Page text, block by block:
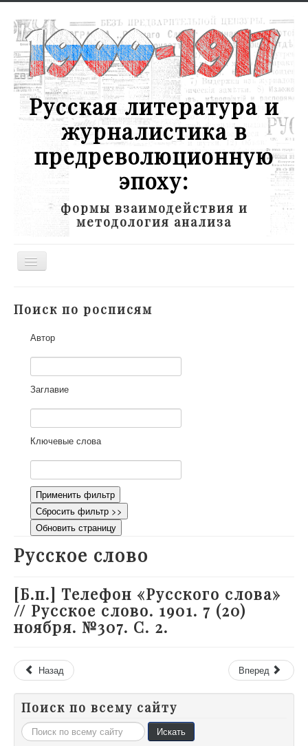
Русская литература и
журналистика в
предреволюционную
эпоху:
формы взаимодействия и
методология анализа
Toggle
Участники
Научная работа
Как работать с сайтом
Контакты
Поиск по росписям
Автор
Заглавие
Ключевые слова
Применить фильтр
Сбросить фильтр >>
Обновить страницу
Русское слово
[Б.п.] Телефон «Русского слова»
// Русское слово. 1901. 7 (20)
ноября. №307. С. 2.
Назад Вперед
Поиск по всему сайту
Искать... Искать